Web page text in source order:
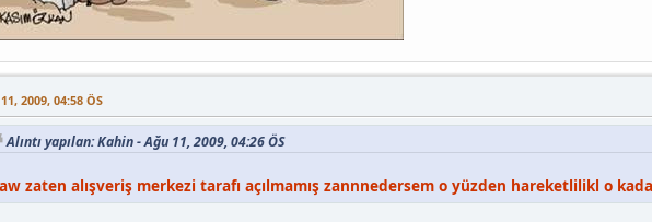
2009, 04:58 ÖS
Alıntı yapılan: Kahin - Ağu 11, 2009, 04:26 ÖS
zaten alışveriş merkezi tarafı açılmamış zannnedersem o yüzden hareketlilikl o